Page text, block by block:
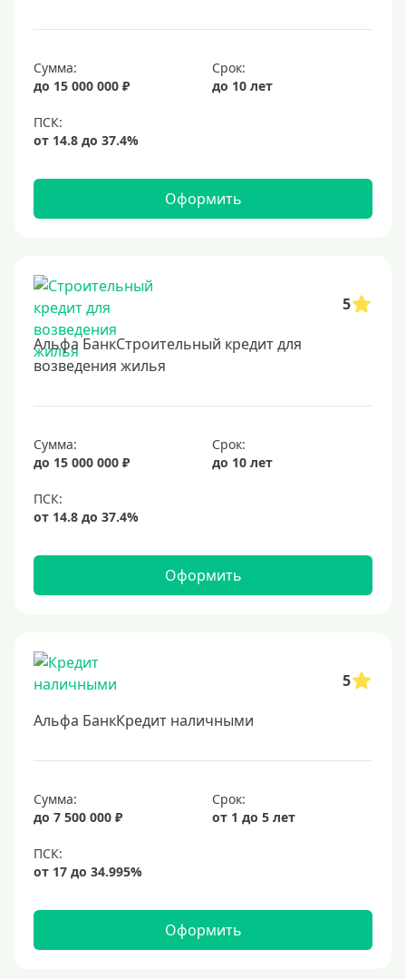
Сумма:
до 15 000 000 ₽
Срок:
до 10 лет
Оформить
5
Альфа БанкСтроительный кредит для
возведения жилья
Сумма:
до 15 000 000 ₽
Срок:
до 10 лет
Оформить
5
Альфа БанкКредит наличными
Сумма:
до 7 500 000 ₽
Срок:
от 1 до 5 лет
Оформить